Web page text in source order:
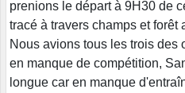
prenions le départ à 9H30 de
tracé à travers champs et forêt
Nous avions tous les trois des
en manque de compétition,
longue car en manque